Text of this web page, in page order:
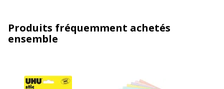
Produits fréquemment achetés
ensemble